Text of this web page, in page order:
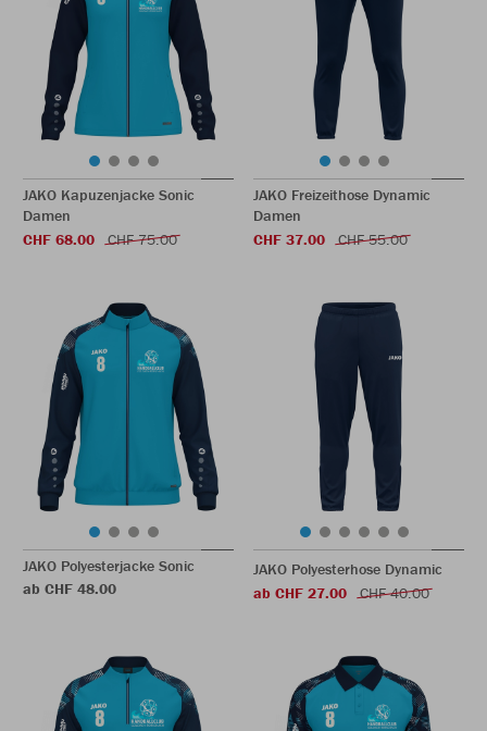
JAKO Kapuzenjacke Sonic
Damen
CHF 68.00
CHF 75.00
JAKO Freizeithose Dynamic
Damen
CHF 37.00
CHF 55.00
JAKO Polyesterjacke Sonic
ab CHF 48.00
JAKO Polyesterhose Dynamic
ab CHF 27.00
CHF 40.00